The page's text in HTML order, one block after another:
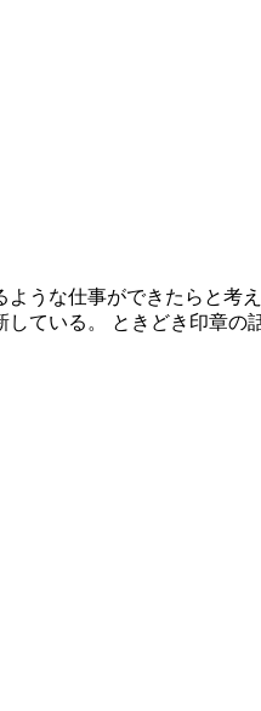
うな仕事ができたらと考
ている。 ときどき印章